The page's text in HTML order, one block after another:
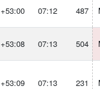
+53:00 07:12 487
+53:08 07:13 504
+53:09 07:13 231